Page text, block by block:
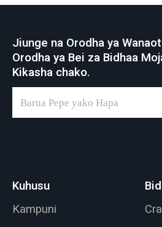
Jiunge na Orodha ya
Orodha ya Bei za Bidhaa
Kikasha chako.
Kuhusu
Kampuni